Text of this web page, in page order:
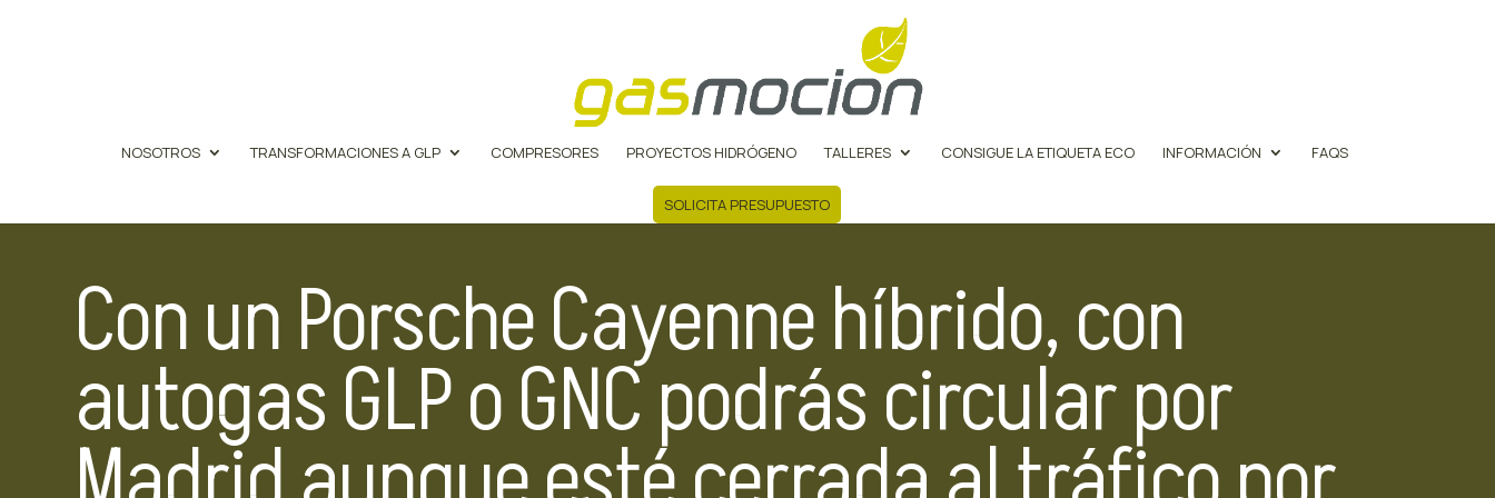
NOSOTROS TRANSFORMACIONES A GLP COMPRESORES PROYECTOS HIDRÓGENO TALLERES CONSIGUE LA ETIQUETA ECO INFORMACIÓN FAQS
SOLICITA PRESUPUESTO
Con un Porsche Cayenne híbrido, con
autogas GLP o GNC podrás circular por